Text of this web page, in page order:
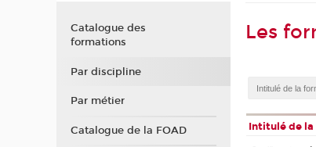
Les
Intitulé de
Catalogue des
formations
Par discipline
Par métier
Catalogue de la FOAD